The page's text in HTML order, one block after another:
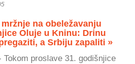
na obeležavanju
Oluje u Kninu: Drinu
a Srbiju zapaliti »
Tokom proslave 31. godišnjice